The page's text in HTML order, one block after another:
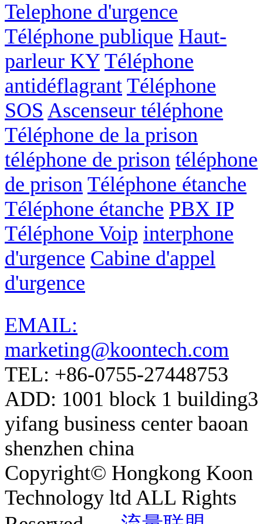
Telephone d'urgence
Téléphone publique Haut-
parleur KY Téléphone
antidéflagrant Téléphone
SOS Ascenseur téléphone
Téléphone de la prison
téléphone de prison téléphone
de prison Téléphone étanche
Téléphone étanche PBX IP
Téléphone Voip interphone
d'urgence Cabine d'appel
d'urgence
EMAIL:
marketing@koontech.com
TEL: +86-0755-27448753
ADD: 1001 block 1 building3
yifang business center baoan
shenzhen china
Copyright© Hongkong Koon
Technology ltd ALL Rights